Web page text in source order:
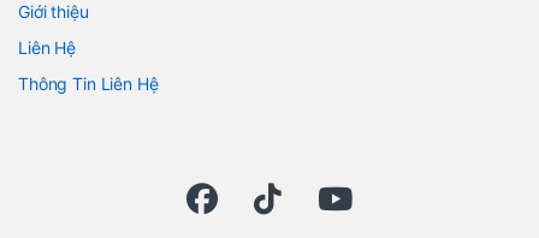
Giới thiệu
Liên Hệ
Thông Tin Liên Hệ